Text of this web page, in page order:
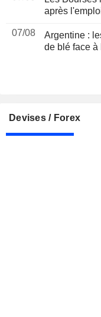
après
07/08
Argentine :
de blé face à
Devises / Forex